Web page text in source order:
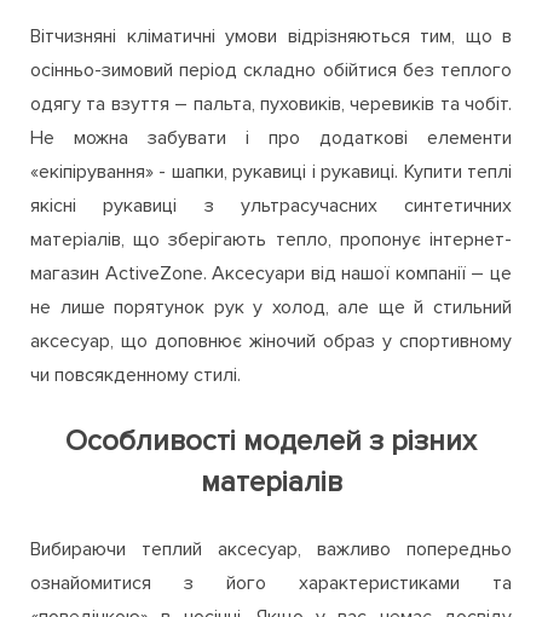
Вітчизняні кліматичні умови відрізняються тим, що в
осінньо-зимовий період складно обійтися без теплого
одягу та взуття – пальта, пуховиків, черевиків та чобіт.
Не можна забувати і про додаткові елементи
«екіпірування» - шапки, рукавиці і рукавиці. Купити теплі
якісні рукавиці з ультрасучасних синтетичних
матеріалів, що зберігають тепло, пропонує інтернет-
магазин ActiveZone. Аксесуари від нашої компанії – це
не лише порятунок рук у холод, але ще й стильний
аксесуар, що доповнює жіночий образ у спортивному
чи повсякденному стилі.
Особливості моделей з різних
матеріалів
Вибираючи теплий аксесуар, важливо попередньо
ознайомитися з його характеристиками та